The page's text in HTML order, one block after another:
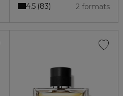
2 formats
4.5 83